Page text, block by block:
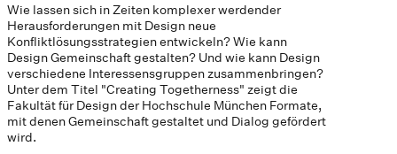
Wie lassen sich in Zeiten komplexer werdender
Herausforderungen mit Design neue
Konfliktlösungsstrategien entwickeln? Wie kann
Design Gemeinschaft gestalten? Und wie kann Design
verschiedene Interessensgruppen zusammenbringen?
Unter dem Titel "Creating Togetherness" zeigt die
Fakultät für Design der Hochschule München Formate,
mit denen Gemeinschaft gestaltet und Dialog gefördert
wird.